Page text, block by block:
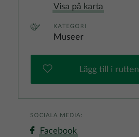
Visa på karta
KATEGORI
Museer
Lägg till i rutten
SOCIALA MEDIA:
Facebook